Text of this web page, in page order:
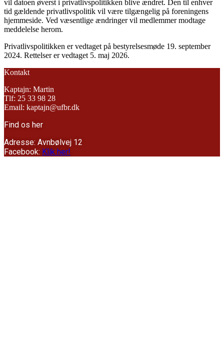
vil datoen øverst i privatlivspolitikken blive ændret. Den til enhver
tid gældende privatlivspolitik vil være tilgængelig på foreningens
hjemmeside. Ved væsentlige ændringer vil medlemmer modtage
meddelelse herom.
Privatlivspolitikken er vedtaget på bestyrelsesmøde 19. september
2024. Rettelser er vedtaget 5. maj 2026.
Kontakt
Kaptajn: Martin
Tlf: 25 33 98 28
Email: kaptajn@ufbr.dk
Find os her
Adresse: Avnbølvej 12
Facebook: Klik her!